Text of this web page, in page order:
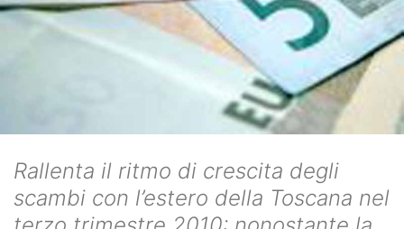
Rallenta il ritmo di crescita degli
scambi con l’estero della Toscana nel